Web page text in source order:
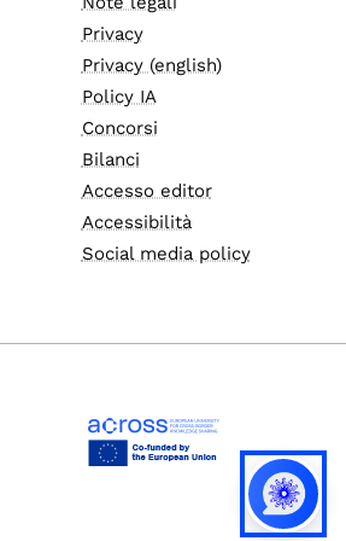
Privacy
Privacy (english)
Policy IA
Concorsi
Bilanci
Accesso editor
Accessibilità
Social media policy